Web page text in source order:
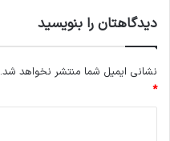
دیدگاهتان را بنویسید
نشانی ایمیل شما منتشر نخواهد شد.
*